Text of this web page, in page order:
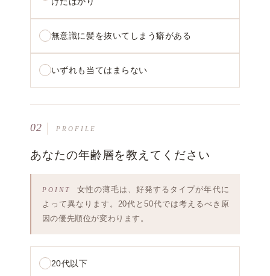
無意識に髪を抜いてしまう癖がある
いずれも当てはまらない
02 PROFILE
あなたの年齢層を教えてください
女性の薄毛は、好発するタイプが年代に
よって異なります。20代と50代では考えるべき原
因の優先順位が変わります。
20代以下